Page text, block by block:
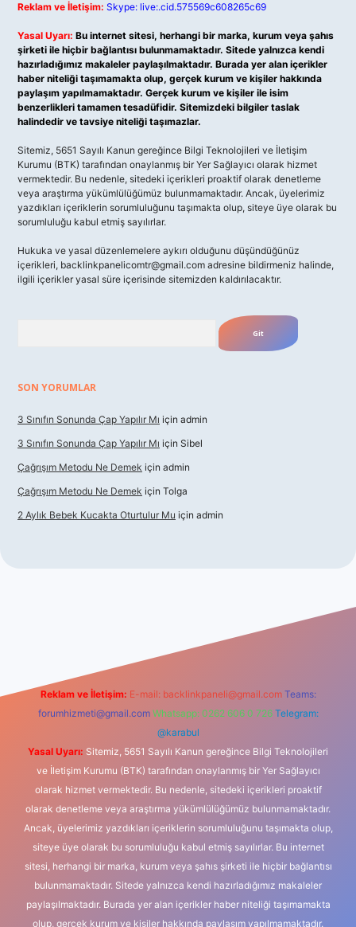
Reklam ve İletişim: Skype: live:.cid.575569c608265c69
Yasal Uyarı: Bu internet sitesi, herhangi bir marka, kurum veya şahıs
şirketi ile hiçbir bağlantısı bulunmamaktadır. Sitede yalnızca kendi
hazırladığımız makaleler paylaşılmaktadır. Burada yer alan içerikler
haber niteliği taşımamakta olup, gerçek kurum ve kişiler hakkında
paylaşım yapılmamaktadır. Gerçek kurum ve kişiler ile isim
benzerlikleri tamamen tesadüfidir. Sitemizdeki bilgiler taslak
halindedir ve tavsiye niteliği taşımazlar.
Sitemiz, 5651 Sayılı Kanun gereğince Bilgi Teknolojileri ve İletişim
Kurumu (BTK) tarafından onaylanmış bir Yer Sağlayıcı olarak hizmet
vermektedir. Bu nedenle, sitedeki içerikleri proaktif olarak denetleme
veya araştırma yükümlülüğümüz bulunmamaktadır. Ancak, üyelerimiz
yazdıkları içeriklerin sorumluluğunu taşımakta olup, siteye üye olarak bu
sorumluluğu kabul etmiş sayılırlar.
Hukuka ve yasal düzenlemelere aykırı olduğunu düşündüğünüz
içerikleri, backlinkpanelicomtr@gmail.com adresine bildirmeniz halinde,
ilgili içerikler yasal süre içerisinde sitemizden kaldırılacaktır.
SON YORUMLAR
3 Sınıfın Sonunda Çap Yapılır Mı için admin
3 Sınıfın Sonunda Çap Yapılır Mı için Sibel
Çağrışım Metodu Ne Demek için admin
Çağrışım Metodu Ne Demek için Tolga
2 Aylık Bebek Kucakta Oturtulur Mu için admin
Reklam ve İletişim: E-mail: backlinkpaneli@gmail.com Teams:
forumhizmeti@gmail.com Whatsapp: 0262 606 0 726 Telegram:
@karabul
Yasal Uyarı: Sitemiz, 5651 Sayılı Kanun gereğince Bilgi Teknolojileri
ve İletişim Kurumu (BTK) tarafından onaylanmış bir Yer Sağlayıcı
olarak hizmet vermektedir. Bu nedenle, sitedeki içerikleri proaktif
olarak denetleme veya araştırma yükümlülüğümüz bulunmamaktadır.
Ancak, üyelerimiz yazdıkları içeriklerin sorumluluğunu taşımakta olup,
siteye üye olarak bu sorumluluğu kabul etmiş sayılırlar. Bu internet
sitesi, herhangi bir marka, kurum veya şahıs şirketi ile hiçbir bağlantısı
bulunmamaktadır. Sitede yalnızca kendi hazırladığımız makaleler
paylaşılmaktadır. Burada yer alan içerikler haber niteliği taşımamakta
olup, gerçek kurum ve kişiler hakkında paylaşım yapılmamaktadır.